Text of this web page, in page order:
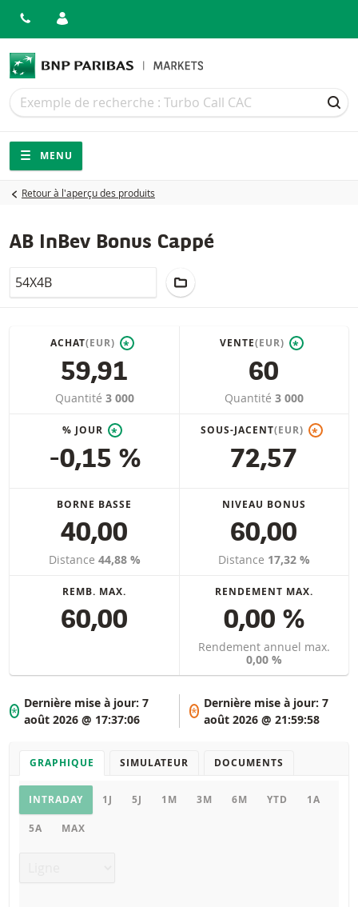
Recherche
Recherche
Navigation
Navigation sur le site
MENU
Retour à l'aperçu des produits
AB InBev Bonus Cappé
LocalCode
ACHAT(EUR) *
59,91
Quantité 3 000
VENTE(EUR) *
60
Quantité 3 000
% JOUR *
-0,15 %
SOUS-JACENT(EUR) *
72,57
BORNE BASSE
40,00
Distance 44,88 %
NIVEAU BONUS
60,00
Distance 17,32 %
REMB. MAX.
60,00
RENDEMENT MAX.
0,00 %
Rendement annuel max.
0,00 %
*
Dernière mise à jour:7
août 2026 @ 17:37:06
*
Dernière mise à jour: 7
août 2026 @ 21:59:58
GRAPHIQUE SIMULATEUR DOCUMENTS
Graphique
INTRADAY 1J 5J 1M 3M 6M YTD 1A
5A MAX